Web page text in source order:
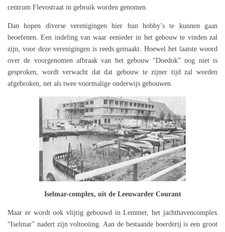
centrum Flevostraat in gebruik worden genomen.
Dan hopen diverse verenigingen hier hun hobby’s te kunnen gaan
beoefenen. Een indeling van waar eenieder in het gebouw te vinden zal
zijn, voor deze verenigingen is reeds gemaakt. Hoewel het laatste woord
over de voorgenomen afbraak van het gebouw “Doedok” nog niet is
gesproken, wordt verwacht dat dat gebouw te zijner tijd zal worden
afgebroken, net als twee voormalige onderwijs gebouwen.
Iselmar-complex, uit de Leeuwarder Courant
Maar er wordt ook vlijtig gebouwd in Lemmer, het jachthavencomplex
“Iselmar” nadert zijn voltooiing. Aan de bestaande boerderij is een groot